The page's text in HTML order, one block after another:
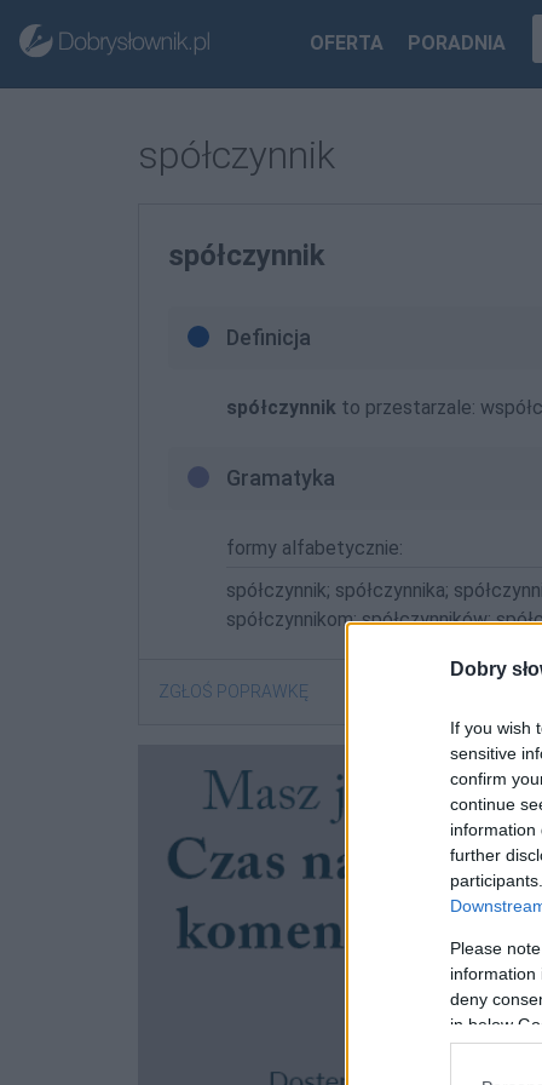
Dobry
If you wish
sensitive
confirm
continue
information
further
Please
information
deny
in below
OFERTA PORADNIA
spółczynnik
spółczynnik
Definicja
spółczynnik to przestarzale:
Gramatyka
formy alfabetycznie:
spółczynnik; spółczynnika;
spółczynnikom; spółczynników;
ZGŁOŚ POPRAWKĘ